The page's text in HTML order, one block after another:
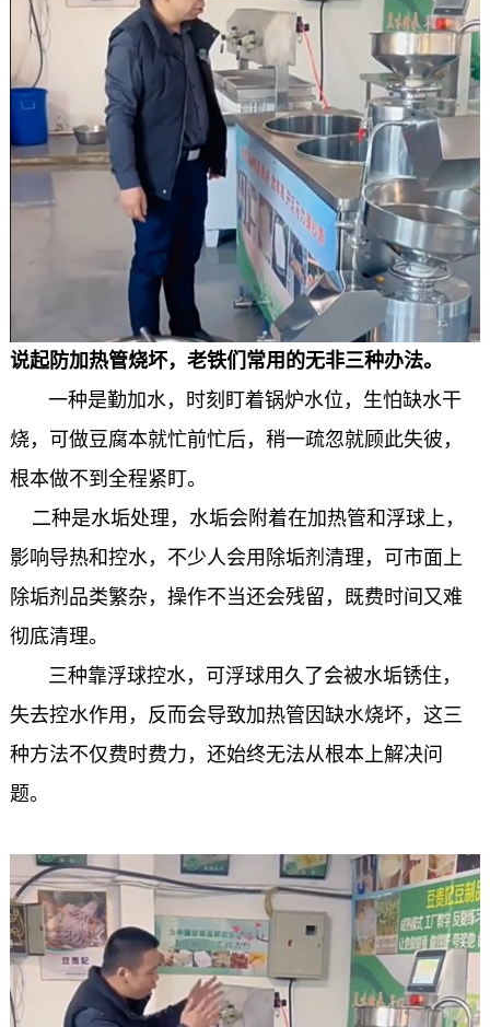
说起防加热管烧坏，老铁们常用的无非三种办法。
一种是勤加水，时刻盯着锅炉水位，生怕缺水干
烧，可做豆腐本就忙前忙后，稍一疏忽就顾此失彼，
根本做不到全程紧盯。
二种是水垢处理，水垢会附着在加热管和浮球上，
影响导热和控水，不少人会用除垢剂清理，可市面上
除垢剂品类繁杂，操作不当还会残留，既费时间又难
彻底清理。
三种靠浮球控水，可浮球用久了会被水垢锈住，
失去控水作用，反而会导致加热管因缺水烧坏，这三
种方法不仅费时费力，还始终无法从根本上解决问
题。